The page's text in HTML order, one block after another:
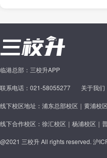
临港总部：三校升APP
联系电话：021-58055277 关于我们
线下校区地址：浦东总部校区｜黄浦校
线下合作校区：徐汇校区｜杨浦校区｜
@2021 三校升 All rights reserved. 沪